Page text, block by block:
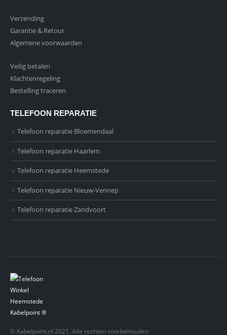
Verzending
Garantie & Retour
Algemene voorwaarden
Veilig betalen
Klachtenregeling
Bestelling traceren
TELEFOON REPARATIE
Telefoon reparatie Bloemendaal
Telefoon reparatie Haarlem
Telefoon reparatie Heemstede
Telefoon reparatie Nieuw-Vennep
Telefoon reparatie Zandvoort
© Kabelpoint.nl 2021. Alle rechten voorbehouden